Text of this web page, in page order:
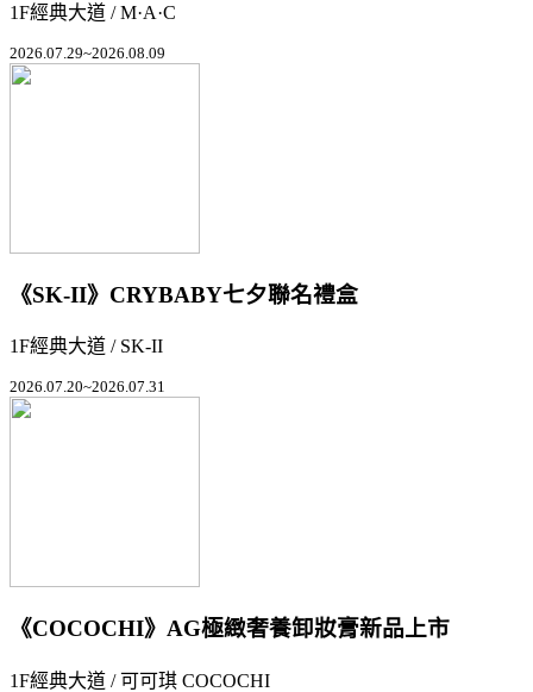
1F經典大道 / M·A·C
2026.07.29~2026.08.09
《SK-II》CRYBABY七夕聯名禮盒
1F經典大道 / SK-II
2026.07.20~2026.07.31
《COCOCHI》AG極緻奢養卸妝膏新品上市
1F經典大道 / 可可琪 COCOCHI